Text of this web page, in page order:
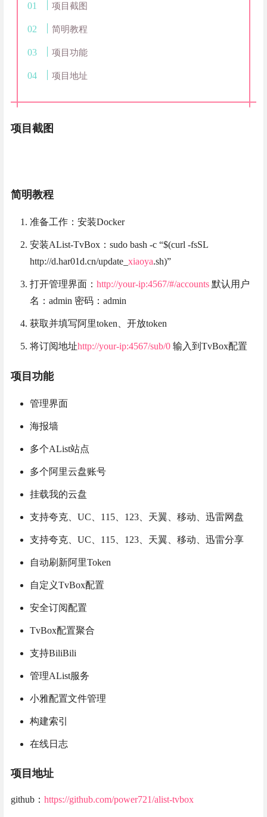
项目截图
简明教程
项目功能
项目地址
项目截图
简明教程
准备工作：安装Docker
安装AList-TvBox：sudo bash -c “$(curl -fsSL
http://d.har01d.cn/update_ xiaoya.sh)”
打开管理界面： http://your-ip:4567/#/accounts 默认用户
名：admin 密码：admin
获取并填写阿里token、开放token
将订阅地址http://your-ip:4567/sub/0 输入到TvBox配置
项目功能
管理界面
海报墙
多个AList站点
多个阿里云盘账号
挂载我的云盘
支持夸克、UC、115、123、天翼、移动、迅雷网盘
支持夸克、UC、115、123、天翼、移动、迅雷分享
自动刷新阿里Token
自定义TvBox配置
安全订阅配置
TvBox配置聚合
支持BiliBili
管理AList服务
小雅配置文件管理
构建索引
在线日志
项目地址
github： https://github.com/power721/alist-tvbox